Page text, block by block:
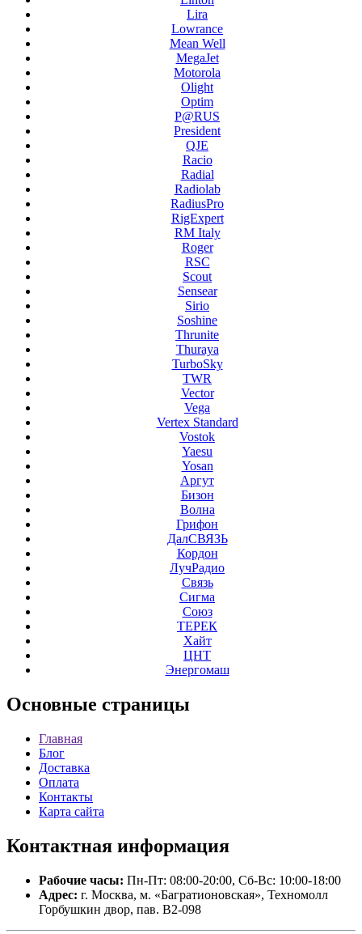
Lira
Lowrance
Mean Well
MegaJet
Motorola
Olight
Optim
P@RUS
President
QJE
Racio
Radial
Radiolab
RadiusPro
RigExpert
RM Italy
Roger
RSC
Scout
Sensear
Sirio
Soshine
Thrunite
Thuraya
TurboSky
TWR
Vector
Vega
Vertex Standard
Vostok
Yaesu
Yosan
Аргут
Бизон
Волна
Грифон
ДалСВЯЗЬ
Кордон
ЛучРадио
Связь
Сигма
Союз
ТЕРЕК
Хайт
ЦНТ
Энергомаш
Основные страницы
Главная
Блог
Доставка
Оплата
Контакты
Карта сайта
Контактная информация
Рабочие часы: Пн-Пт: 08:00-20:00, Сб-Вс: 10:00-18:00
Адрес: г. Москва, м. «Багратионовская», Техномолл
Горбушкин двор, пав. B2-098